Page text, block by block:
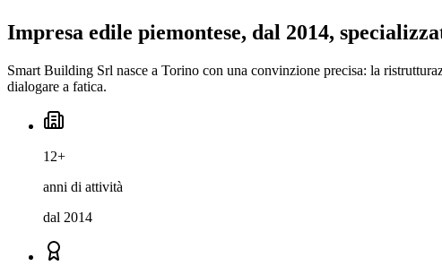
Impresa edile piemontese, dal 2014,
Smart Building Srl nasce a Torino con una convinzione precisa: la
dialogare a fatica.
12+
anni di attività
dal 2014